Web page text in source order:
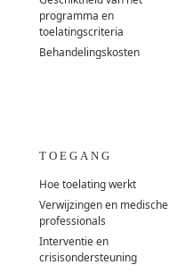
programma en
toelatingscriteria
Behandelingskosten
TOEGANG
Hoe toelating werkt
Verwijzingen en medische
professionals
Interventie en
crisisondersteuning